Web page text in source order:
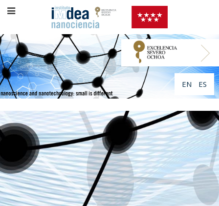
EN ES